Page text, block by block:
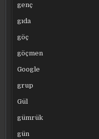
genç
gıda
göç
göçmen
Google
grup
Gül
gümrük
gün